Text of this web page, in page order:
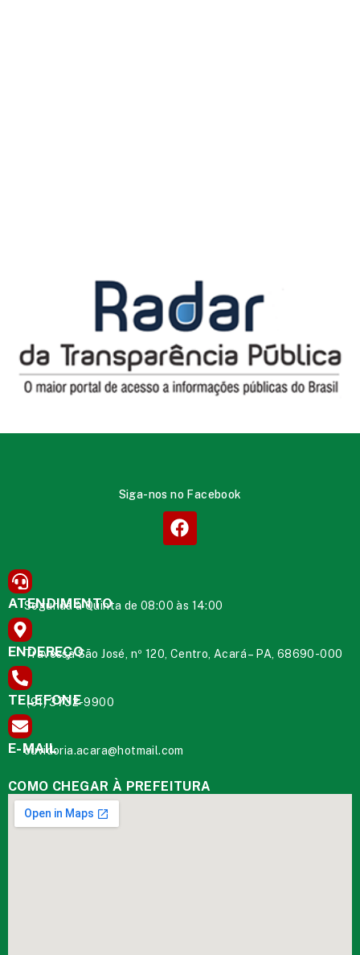
Siga-nos no Facebook
ATENDIMENTO
Segunda à Quinta de 08:00 às 14:00
ENDEREÇO
Travessa São José, nº 120, Centro, Acará – PA, 68690-000
TELEFONE
(91) 3732-9900
E-MAIL
ouvidoria.acara@hotmail.com
COMO CHEGAR À PREFEITURA